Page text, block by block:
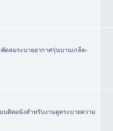
ดลมระบายอากาศรุ่นบานเกล็ด-
ติดผนังสำหรับงานดูดระบายความ